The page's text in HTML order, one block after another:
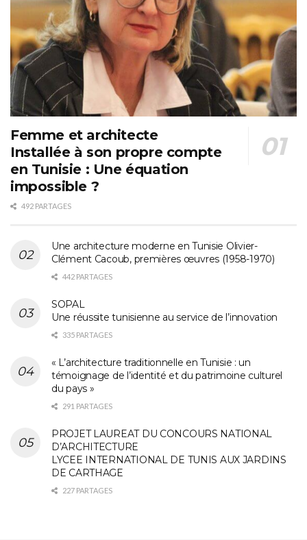
Femme et architecte
Installée à son propre compte
en Tunisie : Une équation
impossible ?
492 PARTAGES
Une architecture moderne en Tunisie Olivier-
Clément Cacoub, premières œuvres (1958-1970)
442 PARTAGES
SOPAL
Une réussite tunisienne au service de l’innovation
335 PARTAGES
« L’architecture traditionnelle en Tunisie : un
témoignage de l’identité et du patrimoine culturel
du pays »
291 PARTAGES
PROJET LAUREAT DU CONCOURS NATIONAL
D’ARCHITECTURE
LYCEE INTERNATIONAL DE TUNIS AUX JARDINS
DE CARTHAGE
227 PARTAGES